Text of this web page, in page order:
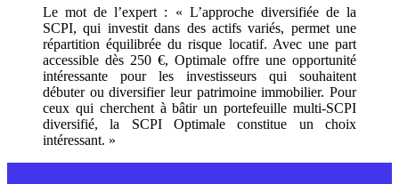
Le mot de l’expert : « L’approche diversifiée de la
SCPI, qui investit dans des actifs variés, permet une
répartition équilibrée du risque locatif. Avec une part
accessible dès 250 €, Optimale offre une opportunité
intéressante pour les investisseurs qui souhaitent
débuter ou diversifier leur patrimoine immobilier. Pour
ceux qui cherchent à bâtir un portefeuille multi-SCPI
diversifié, la SCPI Optimale constitue un choix
intéressant. »